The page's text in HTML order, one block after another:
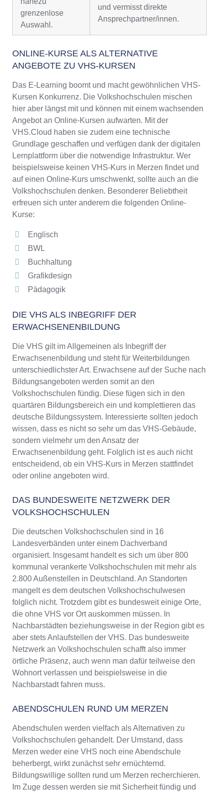
grenzenlose
Auswahl.
und vermisst direkte
Ansprechpartner/innen.
ONLINE-KURSE ALS ALTERNATIVE
ANGEBOTE ZU VHS-KURSEN
Das E-Learning boomt und macht gewöhnlichen VHS-
Kursen Konkurrenz. Die Volkshochschulen mischen
hier aber längst mit und können mit einem wachsenden
Angebot an Online-Kursen aufwarten. Mit der
VHS.Cloud haben sie zudem eine technische
Grundlage geschaffen und verfügen dank der digitalen
Lernplattform über die notwendige Infrastruktur. Wer
beispielsweise keinen VHS-Kurs in Merzen findet und
auf einen Online-Kurs umschwenkt, sollte auch an die
Volkshochschulen denken. Besonderer Beliebtheit
erfreuen sich unter anderem die folgenden Online-
Kurse:
Englisch
BWL
Buchhaltung
Grafikdesign
Pädagogik
DIE VHS ALS INBEGRIFF DER
ERWACHSENENBILDUNG
Die VHS gilt im Allgemeinen als Inbegriff der
Erwachsenenbildung und steht für Weiterbildungen
unterschiedlichster Art. Erwachsene auf der Suche nach
Bildungsangeboten werden somit an den
Volkshochschulen fündig. Diese fügen sich in den
quartären Bildungsbereich ein und komplettieren das
deutsche Bildungssystem. Interessierte sollten jedoch
wissen, dass es nicht so sehr um das VHS-Gebäude,
sondern vielmehr um den Ansatz der
Erwachsenenbildung geht. Folglich ist es auch nicht
entscheidend, ob ein VHS-Kurs in Merzen stattfindet
oder online angeboten wird.
DAS BUNDESWEITE NETZWERK DER
VOLKSHOCHSCHULEN
Die deutschen Volkshochschulen sind in 16
Landesverbänden unter einem Dachverband
organisiert. Insgesamt handelt es sich um über 800
kommunal verankerte Volkshochschulen mit mehr als
2.800 Außenstellen in Deutschland. An Standorten
mangelt es dem deutschen Volkshochschulwesen
folglich nicht. Trotzdem gibt es bundesweit einige Orte,
die ohne VHS vor Ort auskommen müssen. In
Nachbarstädten beziehungsweise in der Region gibt es
aber stets Anlaufstellen der VHS. Das bundesweite
Netzwerk an Volkshochschulen schafft also immer
örtliche Präsenz, auch wenn man dafür teilweise den
Wohnort verlassen und beispielsweise in die
Nachbarstadt fahren muss.
ABENDSCHULEN RUND UM MERZEN
Abendschulen werden vielfach als Alternativen zu
Volkshochschulen gehandelt. Der Umstand, dass
Merzen weder eine VHS noch eine Abendschule
beherbergt, wirkt zunächst sehr ernüchternd.
Bildungswillige sollten rund um Merzen recherchieren.
Im Zuge dessen werden sie mit Sicherheit fündig und